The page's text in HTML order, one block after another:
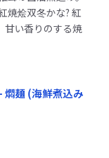
焼烩双冬かな? 紅
甘い香りのする焼
燜麺 (海鮮煮込み